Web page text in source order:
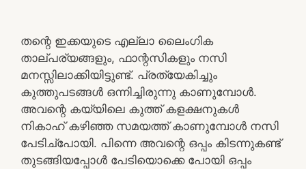
തന്റെ ഇക്കയുടെ എല്ലാ ലൈംഗിക
താല്പര്യങ്ങളും, ഫാന്റസികളും നസി
മനസ്സിലാക്കിയിട്ടുണ്ട്. പ്രത്യേകിച്ചും
കുത്തുപടങ്ങൾ ഒന്നിച്ചിരുന്നു കാണുമ്പോൾ.
അവന്റെ കയ്യിലെ കുത്ത് കളക്ഷനുകൾ
നികാഹ് കഴിഞ്ഞ സമയത്ത് കാണുമ്പോൾ നസി
പേടിച്പോയി. പിന്നെ അവന്റെ ഒപ്പം കിടന്നുകണ്ട്
തുടങ്ങിയപ്പോൾ പേടിയൊക്കെ പോയി ഒപ്പം